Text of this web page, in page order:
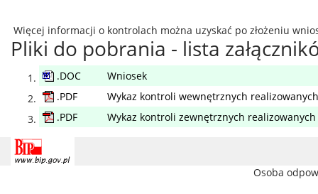
Więcej informacji o kontrolach można uzyskać po złożeniu
Pliki do pobrania - lista
.DOC
Wniosek
.PDF
Wykaz kontroli wewnętrznych
.PDF
Wykaz kontroli zewnętrznych
Osoba